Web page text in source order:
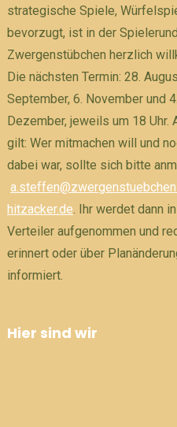
strategische Spiele,
bevorzugt, ist in der
Zwergenstübchen herzlich
Die nächsten Termin: 28.
September, 6. November und 4.
Dezember, jeweils um 18 Uhr.
gilt: Wer mitmachen will und
dabei war, sollte sich bitte
hitzacker.de. Ihr werdet dann
Verteiler aufgenommen und
erinnert oder über
informiert.
Hier sind wir